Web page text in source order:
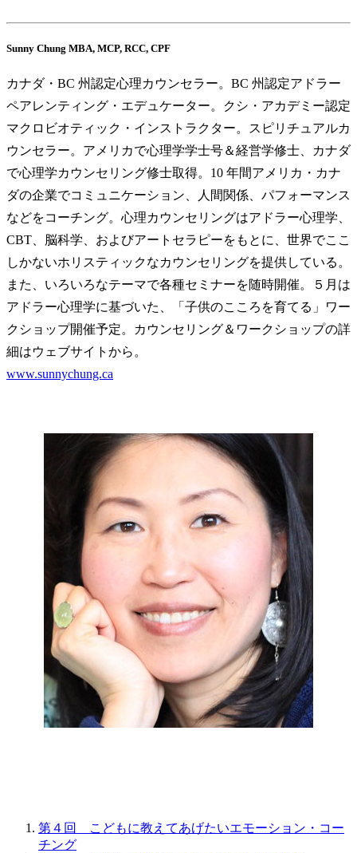
Sunny Chung MBA, MCP, RCC, CPF
カナダ・BC 州認定心理カウンセラー。BC 州認定アドラー
ペアレンティング・エデュケーター。クシ・アカデミー認定
マクロビオティック・インストラクター。スピリチュアルカ
ウンセラー。アメリカで心理学学士号＆経営学修士、カナダ
で心理学カウンセリング修士取得。10 年間アメリカ・カナ
ダの企業でコミュニケーション、人間関係、パフォーマンス
などをコーチング。心理カウンセリングはアドラー心理学、
CBT、脳科学、およびアートセラピーをもとに、世界でここ
しかないホリスティックなカウンセリングを提供している。
また、いろいろなテーマで各種セミナーを随時開催。５月は
アドラー心理学に基づいた、「子供のこころを育てる」ワー
クショップ開催予定。カウンセリング＆ワークショップの詳
細はウェブサイトから。
www.sunnychung.ca
第４回 こどもに教えてあげたいエモーション・コー
チング